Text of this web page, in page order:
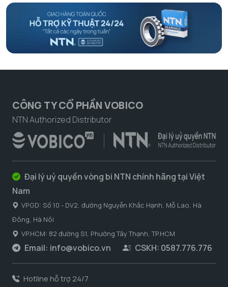
CÔNG TY CỔ PHẦN VOBICO
NTN Authorized Distributor
Đại lý uỷ quyền vòng bi NTN chính hãng tại Việt
Nam
VPGD: Số 10 - DV2, đường Nguyễn Khắc Hạnh, Mỗ Lao, Hà
Đông, Hà Nôi
VP.HCM: 82 đường S1, Phường Tây Thạnh, TP.HCM
Email: info@vobico.vn CSKH: 0587.776.776
Hotline hỗ trợ 24/7